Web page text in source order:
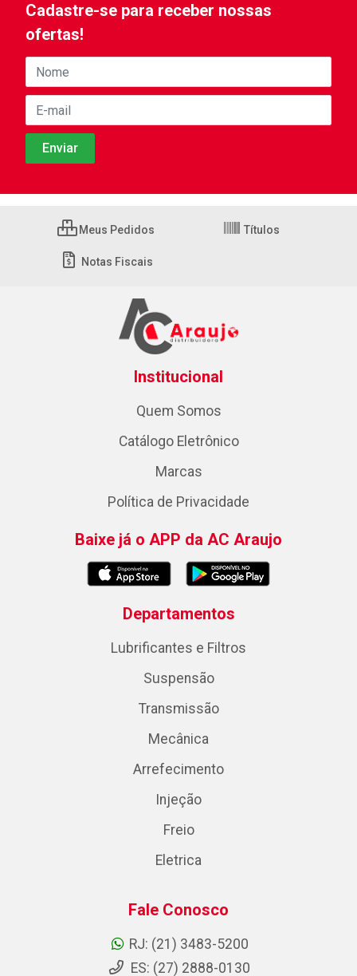
Cadastre-se para receber nossas
ofertas!
Meus Pedidos Títulos
Notas Fiscais
Institucional
Quem Somos
Catálogo Eletrônico
Marcas
Política de Privacidade
Baixe já o APP da AC Araujo
Departamentos
Lubrificantes e Filtros
Suspensão
Transmissão
Mecânica
Arrefecimento
Injeção
Freio
Eletrica
Fale Conosco
RJ: (21) 3483-5200
ES: (27) 2888-0130